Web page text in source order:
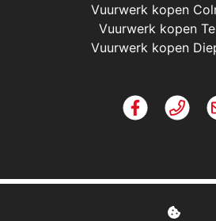
Vuurwerk kopen
Vuurwerk kopen
Vuurwerk kopen